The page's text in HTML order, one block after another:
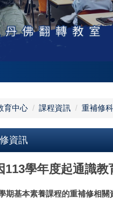
育中心 課程資訊 重補修
資訊
113學年度起通識
期基本素養課程的重補修相關